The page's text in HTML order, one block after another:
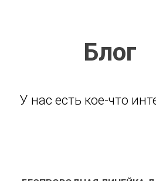
Блог
У нас есть кое-что